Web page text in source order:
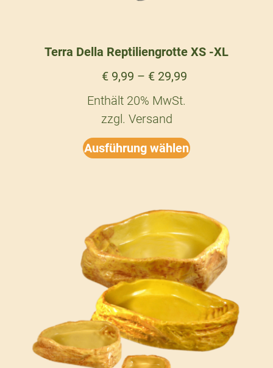
Terra Della Reptiliengrotte XS -XL
€9,99 – €29,99
Enthält 20% MwSt.
zzgl. Versand
Ausführung wählen